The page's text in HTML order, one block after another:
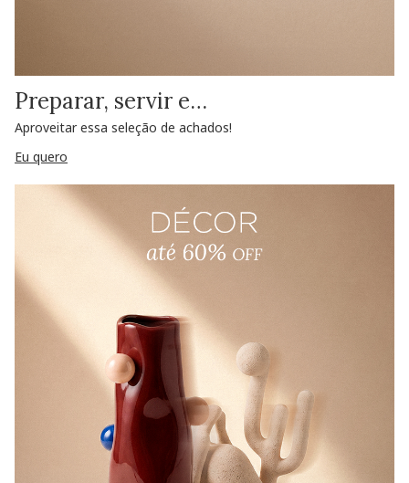
Preparar, servir e…
Aproveitar essa seleção de achados!
Eu quero